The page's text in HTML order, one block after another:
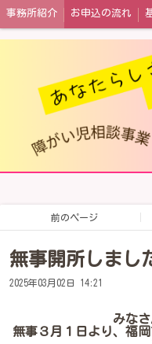
事務所紹介 お申込の流れ
情報公開
前のページ
無事開所しまし
2025年03月02日 14:21
みなさ
無事３月１日より、福